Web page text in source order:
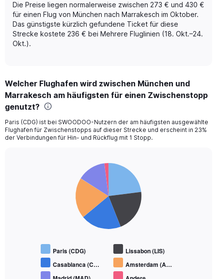
Y
axis
displaying
values.
Range:
Die Preise liegen normalerweise zwischen 273 € und 430 €
für einen Flug von München nach Marrakesch im Oktober.
Das günstigste kürzlich gefundene Ticket für diese
Strecke kostete 236 € bei Mehrere Fluglinien (18. Okt.–24.
Okt.).
Welcher Flughafen wird zwischen München und
Marrakesch am häufigsten für einen Zwischenstopp
genutzt?
Paris (CDG) ist bei SWOODOO-Nutzern der am häufigsten ausgewählte
Flughafen für Zwischenstopps auf dieser Strecke und erscheint in 23%
der Verbindungen für Hin- und Rückflug mit 1 Stopp.
Paris (CDG)
Lissabon (LIS)
Casablanca (C…
Amsterdam (A…